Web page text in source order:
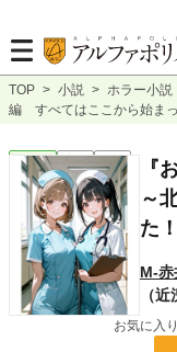
TOP > 小説 > ホラー小説
編 すべてはここから始まっ
ホラー 完結 長編
『
～
た
M‐
（
お気に入